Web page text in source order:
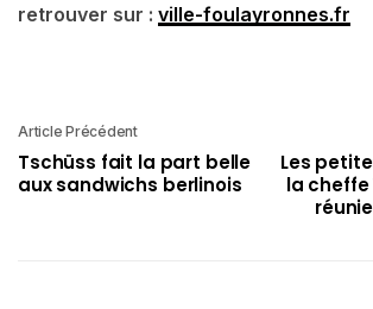
retrouver sur : ville-foulayronnes.fr
Article Précédent
Tschüss fait la part belle
aux sandwichs berlinois
Les
la cheffe